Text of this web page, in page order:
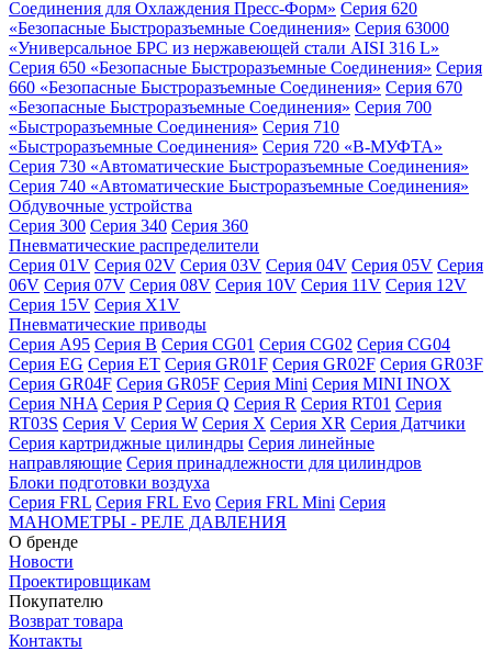
Соединения для Охлаждения Пресс-Форм» Серия 620
«Безопасные Быстроразъемные Соединения» Серия 63000
«Универсальное БРС из нержавеющей стали AISI 316 L»
Серия 650 «Безопасные Быстроразъемные Соединения» Серия
660 «Безопасные Быстроразъемные Соединения» Серия 670
«Безопасные Быстроразъемные Соединения» Серия 700
«Быстроразъемные Соединения» Серия 710
«Быстроразъемные Соединения» Серия 720 «B-МУФТА»
Серия 730 «Автоматические Быстроразъемные Соединения»
Серия 740 «Автоматические Быстроразъемные Соединения»
Обдувочные устройства
Серия 300 Серия 340 Серия 360
Пневматические распределители
Серия 01V Серия 02V Серия 03V Серия 04V Серия 05V Серия
06V Серия 07V Серия 08V Серия 10V Серия 11V Серия 12V
Серия 15V Серия X1V
Пневматические приводы
Серия A95 Серия B Серия CG01 Серия CG02 Серия CG04
Серия EG Серия ET Серия GR01F Серия GR02F Серия GR03F
Серия GR04F Серия GR05F Серия Mini Серия MINI INOX
Серия NHA Серия P Серия Q Серия R Серия RT01 Серия
RT03S Серия V Серия W Серия X Серия XR Серия Датчики
Серия картриджные цилиндры Серия линейные
направляющие Серия принадлежности для цилиндров
Блоки подготовки воздуха
Серия FRL Серия FRL Evo Серия FRL Mini Серия
МАНОМЕТРЫ - РЕЛЕ ДАВЛЕНИЯ
О бренде
Новости
Проектировщикам
Покупателю
Возврат товара
Контакты